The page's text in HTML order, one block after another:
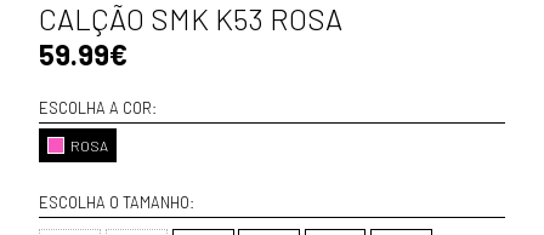
CALÇÃO SMK K53 ROSA
59.99€
ESCOLHA A COR:
ROSA
ESCOLHA O TAMANHO: